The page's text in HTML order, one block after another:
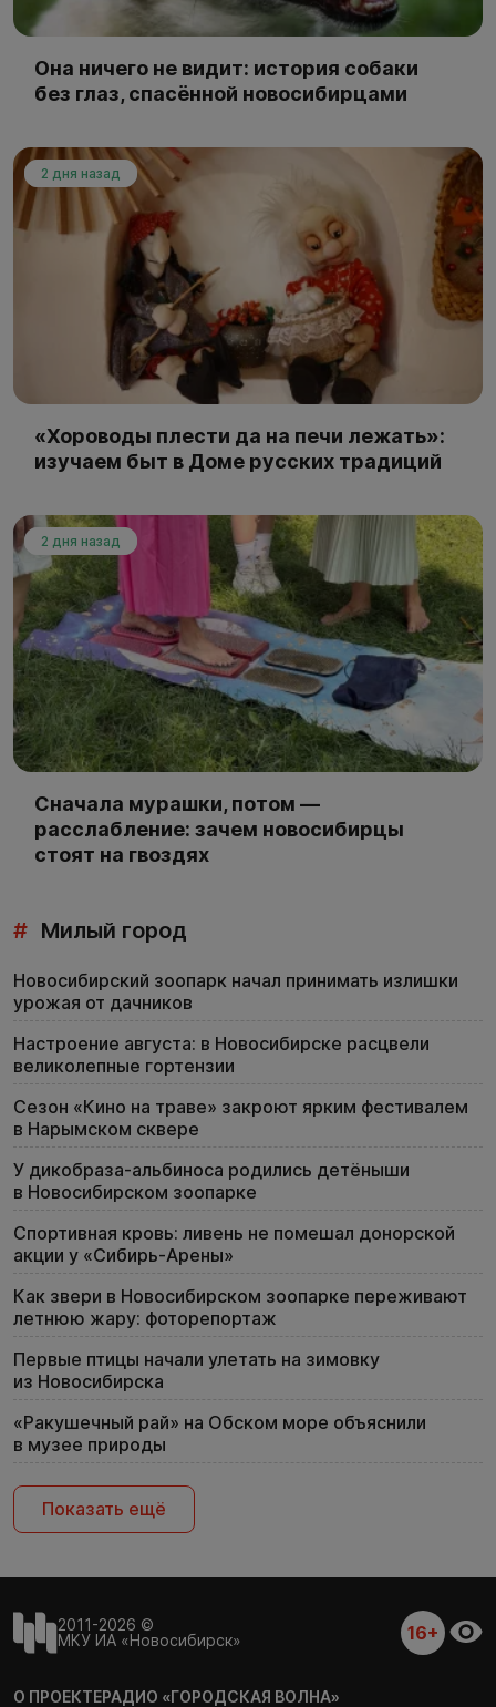
Она ничего не видит: история собаки
без глаз, спасённой новосибирцами
2 дня назад
«Хороводы плести да на печи лежать»:
изучаем быт в Доме русских традиций
2 дня назад
Сначала мурашки, потом —
расслабление: зачем новосибирцы
стоят на гвоздях
# Милый город
Новосибирский зоопарк начал принимать излишки
урожая от дачников
Настроение августа: в Новосибирске расцвели
великолепные гортензии
Сезон «Кино на траве» закроют ярким фестивалем
в Нарымском сквере
У дикобраза-альбиноса родились детёныши
в Новосибирском зоопарке
Спортивная кровь: ливень не помешал донорской
акции у «Сибирь-Арены»
Как звери в Новосибирском зоопарке переживают
летнюю жару: фоторепортаж
Первые птицы начали улетать на зимовку
из Новосибирска
«Ракушечный рай» на Обском море объяснили
в музее природы
Показать ещё
2011-2026 ©
МКУ ИА «Новосибирск»
16+
О ПРОЕКТЕРАДИО «ГОРОДСКАЯ ВОЛНА»